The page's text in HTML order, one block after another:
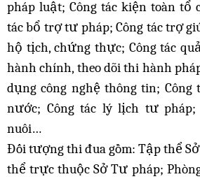
pháp luật; Công tác kiện toàn tổ
tác bổ trợ tư pháp; Công tác trợ
hộ tịch, chứng thực; Công tác
hành chính, theo dõi thi hành
dụng công nghệ thông tin;
nước; Công tác lý lịch tư pháp;
nuôi…
Đối tượng thi đua gồm: Tập thể
thể trực thuộc Sở Tư pháp;